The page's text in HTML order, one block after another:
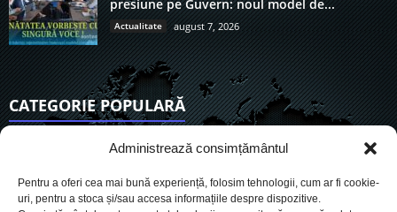
Administrează consimțământul
Pentru a oferi cea mai bună experiență, folosim tehnologii, cum ar fi cookie-
uri, pentru a stoca și/sau accesa informațiile despre dispozitive.
presiune pe Guvern: noul model de...
Actualitate august 7, 2026
CATEGORIE POPULARĂ
6911
Social